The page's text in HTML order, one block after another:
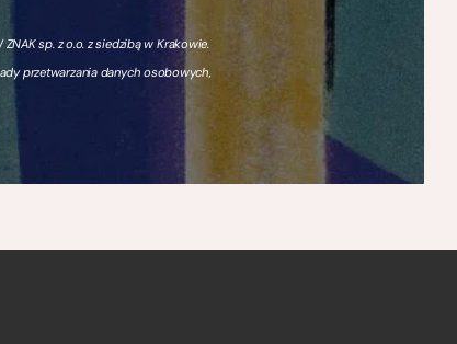
sp. z o.o. z siedzibą w Krakowie.
przetwarzania danych osobowych,